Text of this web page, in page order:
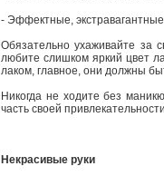
- Эффектные,
Обязательно ухаживайте за
любите слишком яркий цвет
лаком, главное, они должны
Никогда не ходите без
часть своей
Некрасивые руки